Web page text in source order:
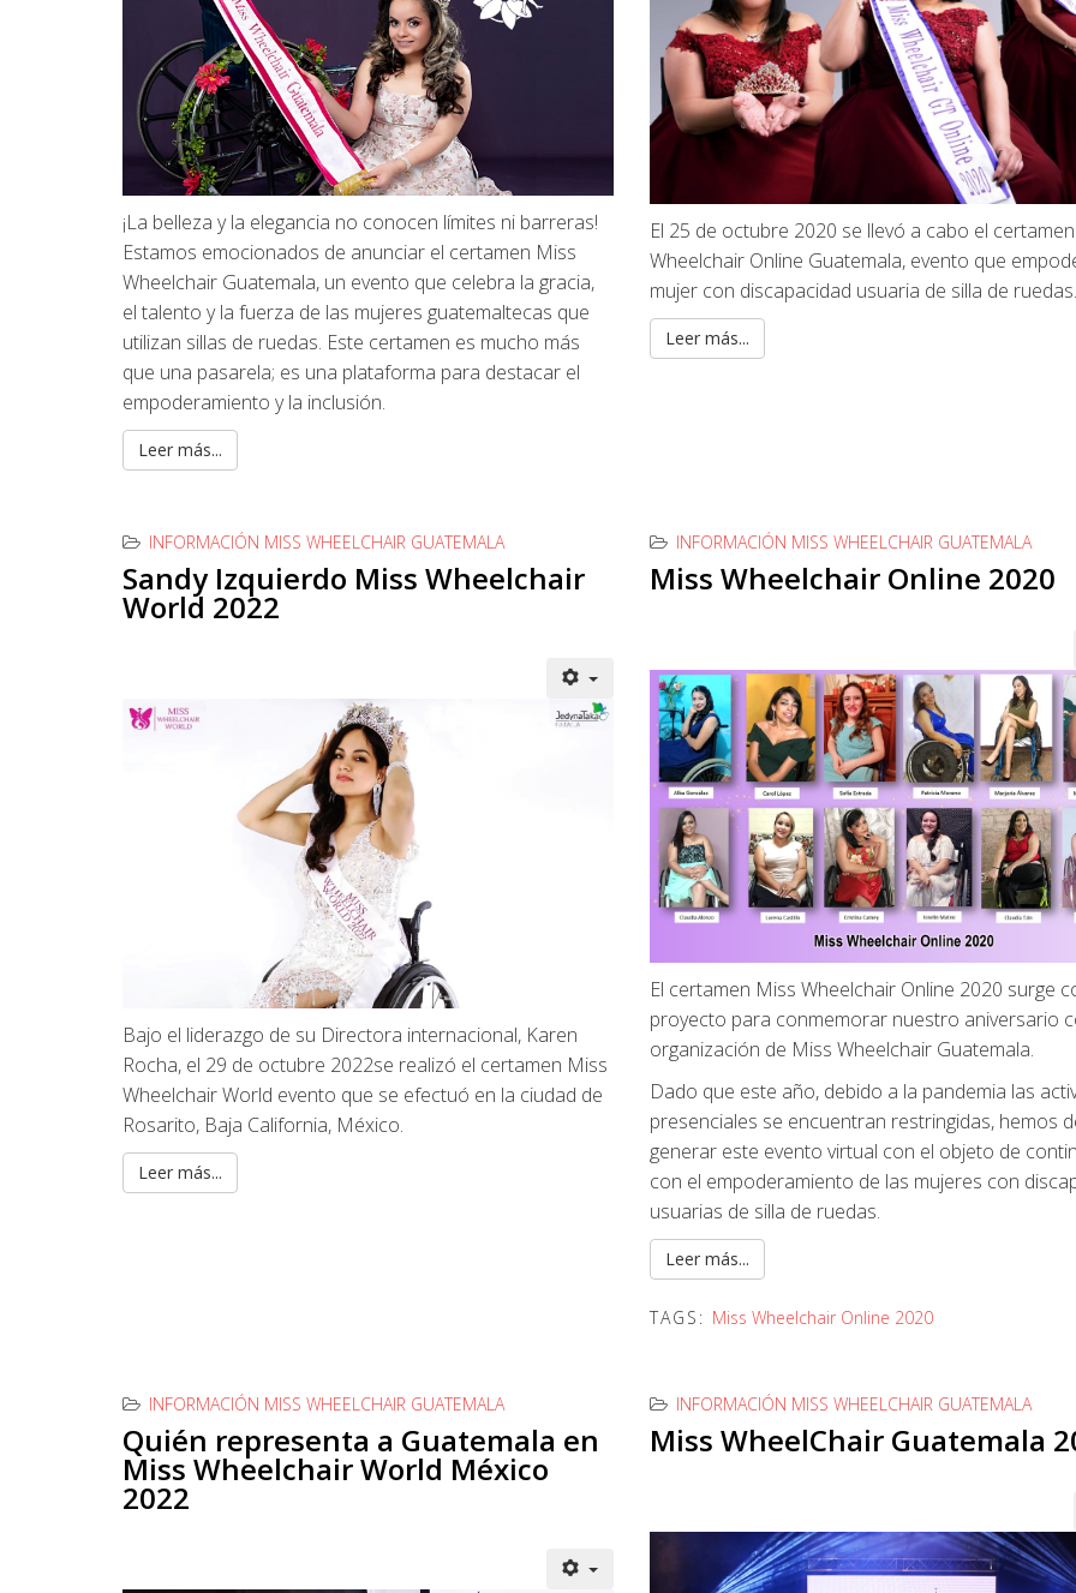
¡La belleza y la elegancia no conocen límites ni barreras!
Estamos emocionados de anunciar el certamen Miss
Wheelchair Guatemala, un evento que celebra la gracia,
el talento y la fuerza de las mujeres guatemaltecas que
utilizan sillas de ruedas. Este certamen es mucho más
que una pasarela; es una plataforma para destacar el
empoderamiento y la inclusión.
Leer más...
El 25 de octubre 2020 se llevó a cabo el
Wheelchair Online Guatemala, evento que
mujer con discapacidad usuaria de silla de ruedas.
Leer más...
INFORMACIÓN MISS WHEELCHAIR GUATEMALA
Sandy Izquierdo Miss Wheelchair
World 2022
Bajo el liderazgo de su Directora internacional, Karen
Rocha, el 29 de octubre 2022se realizó el certamen Miss
Wheelchair World evento que se efectuó en la ciudad de
Rosarito, Baja California, México.
Leer más...
INFORMACIÓN MISS WHEELCHAIR GUATEMALA
Miss Wheelchair Online 2020
El certamen Miss Wheelchair Online 2020 surge
proyecto para conmemorar nuestro aniversario
organización de Miss Wheelchair Guatemala.
Dado que este año, debido a la pandemia las
presenciales se encuentran restringidas, hemos
generar este evento virtual con el objeto de
con el empoderamiento de las mujeres con
usuarias de silla de ruedas.
Leer más...
TAGS: Miss Wheelchair Online 2020
INFORMACIÓN MISS WHEELCHAIR GUATEMALA
Quién representa a Guatemala en
Miss Wheelchair World México
2022
INFORMACIÓN MISS WHEELCHAIR GUATEMALA
Miss WheelChair Guatemala